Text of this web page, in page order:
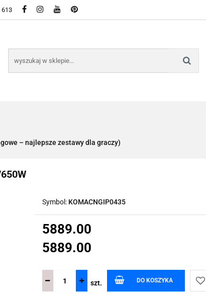
613
KATEGORIE DOSTĘPNE W SKLEPIE
– najlepsze zestawy dla graczy)
Symbol: KOMACNGIP0435
5889.00
5889.00
szt. DO KOSZYKA